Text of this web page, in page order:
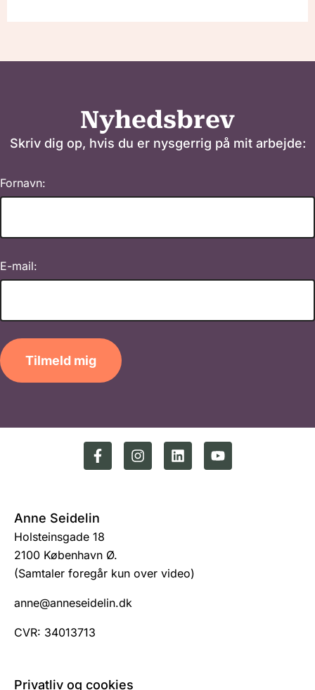
Nyhedsbrev
Skriv dig op, hvis du er nysgerrig på mit arbejde:
Fornavn:
E-mail:
Tilmeld mig
Anne Seidelin
Holsteinsgade 18
2100 København Ø.
(Samtaler foregår kun over video)
anne@anneseidelin.dk
CVR: 34013713
Privatliv og cookies